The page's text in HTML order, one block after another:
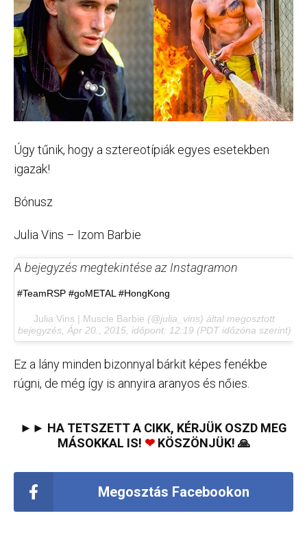
Úgy tűnik, hogy a sztereotípiák egyes esetekben
igazak!
Bónusz
Julia Vins – Izom Barbie
A bejegyzés megtekintése az Instagramon
#TeamRSP #goMETAL #HongKong
Julia Vins | Muscle Barbie (@julia_vins) által megosztott
bejegyzés, Ápr 20., 2015, időpont: 12:19 (PDT időzóna szerint)
Ez a lány minden bizonnyal bárkit képes fenékbe
rúgni, de még így is annyira aranyos és nőies.
►► HA TETSZETT A CIKK, KÉRJÜK OSZD MEG
MÁSOKKAL IS! ❤KÖSZÖNJÜK! 🙏
Megosztás Facebookon